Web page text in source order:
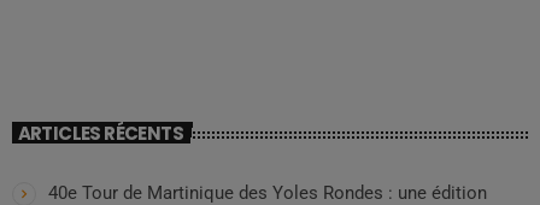
ARTICLES RÉCENTS
40e Tour de Martinique des Yoles Rondes : une édition